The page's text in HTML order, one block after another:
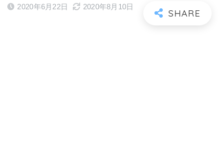
2020年6月22日 2020年8月10日